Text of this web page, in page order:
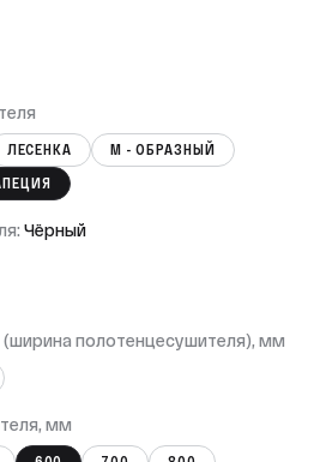
ЛЕСЕНКА
М - ОБРАЗНЫЙ
Чёрный
полотенцесушителя), мм
мм